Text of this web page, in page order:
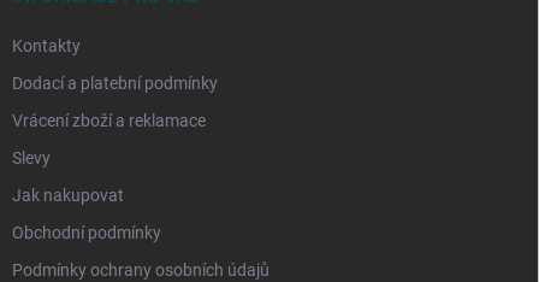
Kontakty
Dodací a platební podmínky
Vrácení zboží a reklamace
Slevy
Jak nakupovat
Obchodní podmínky
Podmínky ochrany osobních údajů